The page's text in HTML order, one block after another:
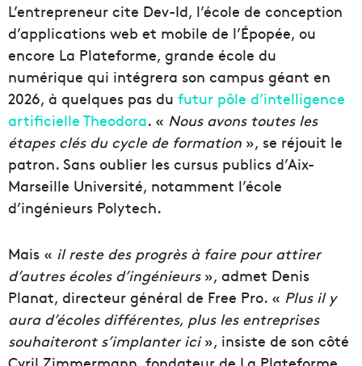
L’entrepreneur cite Dev-Id, l’école de conception
d’applications web et mobile de l’Épopée, ou
encore La Plateforme, grande école du
numérique qui intégrera son campus géant en
2026, à quelques pas du futur pôle d’intelligence
artificielle Theodora. « Nous avons toutes les
étapes clés du cycle de formation », se réjouit le
patron. Sans oublier les cursus publics d’Aix-
Marseille Université, notamment l’école
d’ingénieurs Polytech.
Mais « il reste des progrès à faire pour attirer
d’autres écoles d’ingénieurs», admet Denis
Planat, directeur général de Free Pro. « Plus il y
aura d’écoles différentes, plus les entreprises
souhaiteront s’implanter ici», insiste de son côté